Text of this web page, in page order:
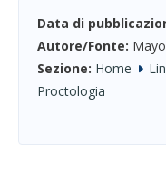
Data di
Autore/Fonte:
Sezione: Home
Proctologia